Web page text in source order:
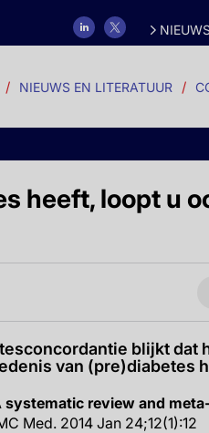
NIEUWS EN LITERATUUR
heeft, loopt u
blijkt dat
van (pre)diabetes
systematic review and
Med. 2014 Jan 24;12(1):12